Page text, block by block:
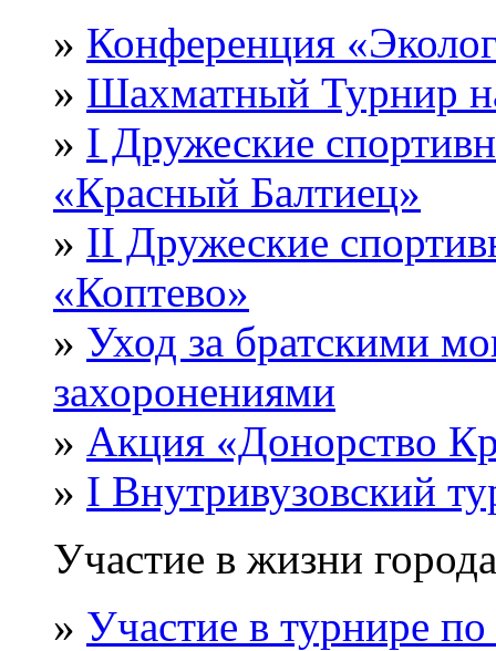
» Конференция
» Шахматный Турнир
» I Дружеские
«Красный Балтиец»
» II Дружеские
«Коптево»
» Уход за братскими
захоронениями
» Акция «Донорство
» I Внутривузовский
Участие в жизни
» Участие в турнире